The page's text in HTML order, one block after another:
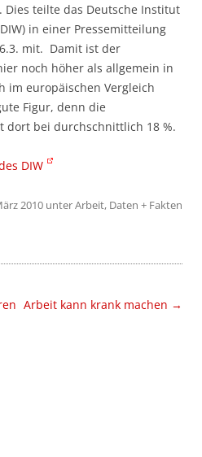
Dies teilte das Deutsche Institut
in einer Pressemitteilung
mit. Damit ist der
noch höher als allgemein in
im europäischen Vergleich
Figur, denn die
dort bei durchschnittlich 18 %.
DIW
2010 unterArbeit, Daten + Fakten
Arbeit kann krank machen →